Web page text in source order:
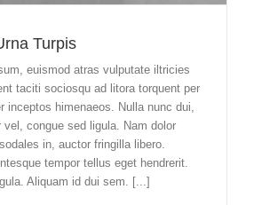
Turpis
euismod atras vulputate iltricies
taciti sociosqu ad litora torquent per
inceptos himenaeos. Nulla nunc dui,
congue sed ligula. Nam dolor
in, auctor fringilla libero.
tempor tellus eget hendrerit.
Aliquam id dui sem. [...]